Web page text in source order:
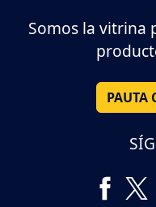
Somos la vitrina
PAUTA